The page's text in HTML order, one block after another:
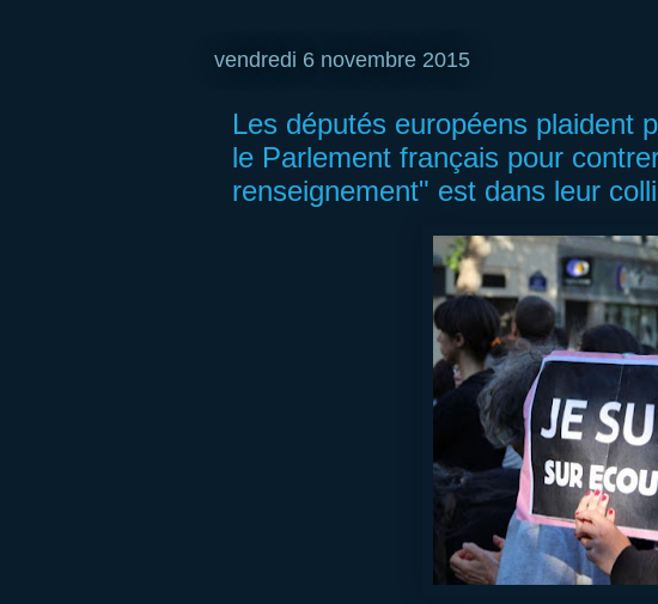
vendredi 6 novembre 2015
Les députés européens plaident
le Parlement français pour
renseignement" est dans leur